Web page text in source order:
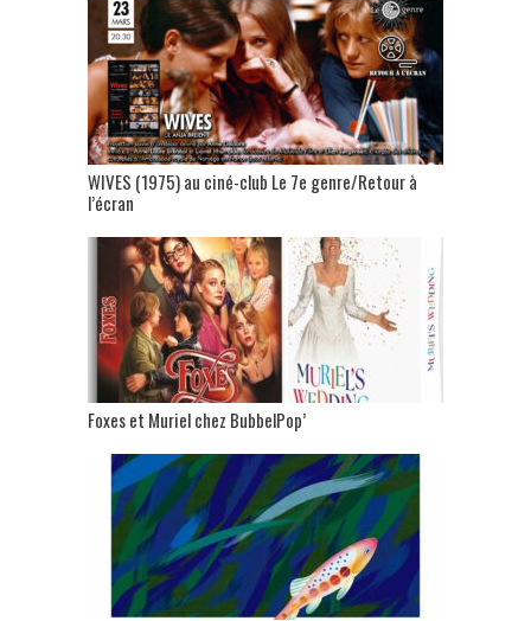
WIVES (1975) au ciné-club Le 7e genre/Retour à
l’écran
Foxes et Muriel chez BubbelPop’